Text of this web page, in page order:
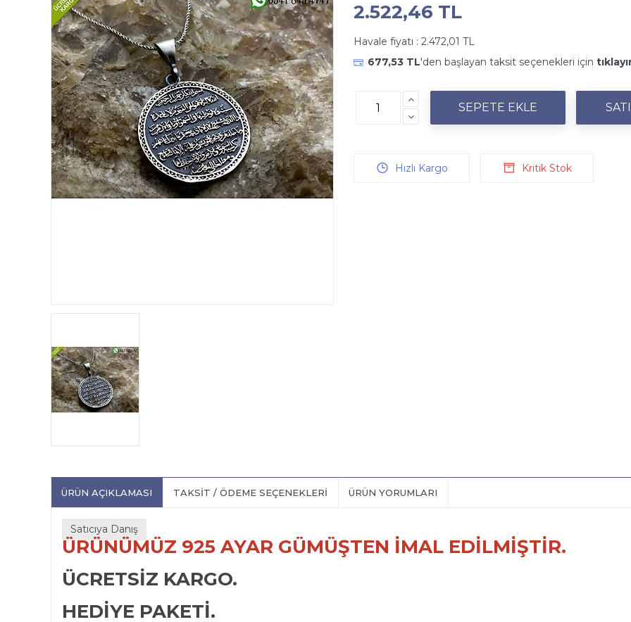
2.522,46 TL
Havale fiyatı : 2.472,01 TL
677,53 TL'den başlayan taksit seçenekleri için
ÜRÜN AÇIKLAMASI TAKSIT / ÖDEME SEÇENEKLERI ÜRÜN YORUMLARI
Satıcıya Danış
ÜRÜNÜMÜZ 925 AYAR GÜMÜŞTEN İMAL EDİLMİŞTİR.
ÜCRETSİZ KARGO.
HEDİYE PAKETİ.